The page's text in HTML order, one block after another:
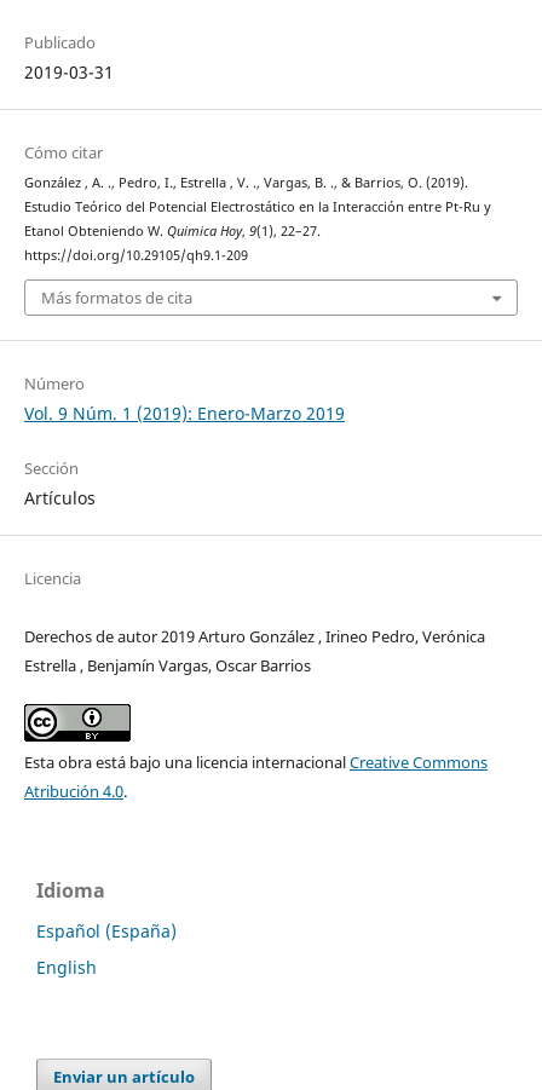
Publicado
2019-03-31
Cómo citar
González , A. ., Pedro, I., Estrella , V. ., Vargas, B. ., & Barrios, O. (2019).
Estudio Teórico del Potencial Electrostático en la Interacción entre Pt-Ru y
Etanol Obteniendo W. Quimica Hoy, 9(1), 22–27.
https://doi.org/10.29105/qh9.1-209
Más formatos de cita
Número
Vol. 9 Núm. 1 (2019): Enero-Marzo 2019
Sección
Artículos
Licencia
Derechos de autor 2019 Arturo González , Irineo Pedro, Verónica
Estrella , Benjamín Vargas, Oscar Barrios
Esta obra está bajo una licencia internacionalCreative Commons
Atribución 4.0.
Idioma
Español (España)
English
Enviar un artículo